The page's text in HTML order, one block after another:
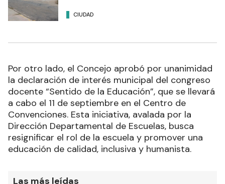
CIUDAD
Por otro lado, el Concejo aprobó por unanimidad
la declaración de interés municipal del congreso
docente “Sentido de la Educación”, que se llevará
a cabo el 11 de septiembre en el Centro de
Convenciones. Esta iniciativa, avalada por la
Dirección Departamental de Escuelas, busca
resignificar el rol de la escuela y promover una
educación de calidad, inclusiva y humanista.
Las más leídas